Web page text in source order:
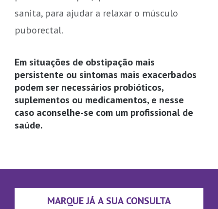
sanita, para ajudar a relaxar o músculo
puborectal.
Em situações de obstipação mais
persistente ou sintomas mais exacerbados
podem ser necessários probióticos,
suplementos ou medicamentos, e nesse
caso aconselhe-se com um profissional de
saúde.
MARQUE JÁ A SUA CONSULTA